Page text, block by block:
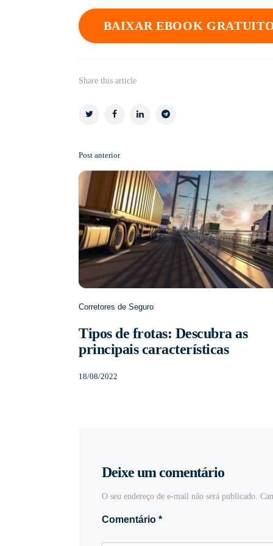
BAIXAR EBOOK
Share this article
Post
navigation
Post anterior
Corretores de Seguro
Tipos de frotas: Descubra as
principais características
18/08/2022
Deixe um comentário
O seu endereço de e-mail não será publicado.
Comentário *